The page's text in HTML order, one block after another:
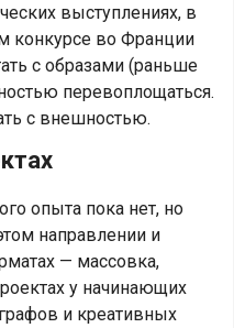
выступлениях, в
конкурсе во Франции
с образами (раньше
перевоплощаться.
с внешностью.
опыта пока нет, но
направлении и
— массовка,
у начинающих
и креативных